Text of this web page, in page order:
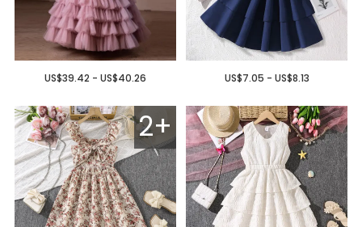
US$39.42 - US$40.26 US$7.05 - US$8.13
2+